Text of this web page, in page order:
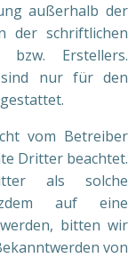
außerhalb der
der schriftlichen
bzw. Erstellers.
sind nur für den
vom Betreiber
Dritter beachtet.
als solche
auf eine
bitten wir
von